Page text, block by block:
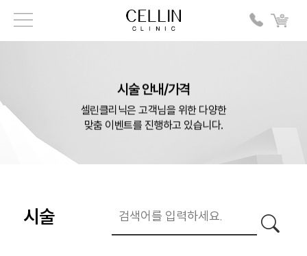
시술 안내/가격
셀린클리닉은 고객님을 위한 다양한
맞춤 이벤트를 진행하고 있습니다.
시술